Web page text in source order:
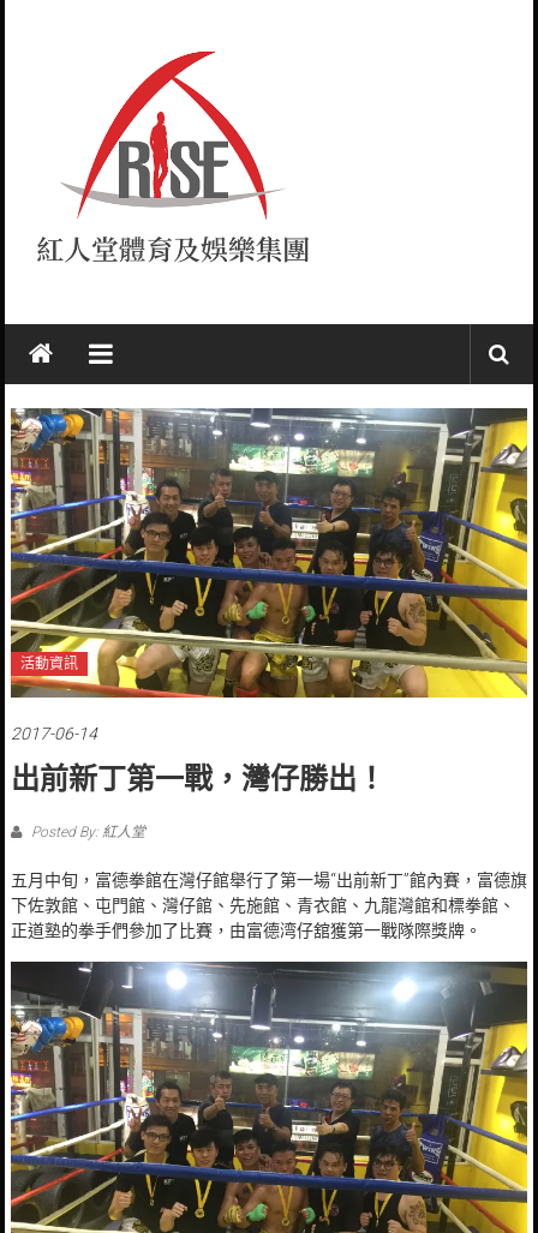
紅
人
堂
RISE
活動資訊
2017-06-14
出前新丁第一戰，灣仔勝出！
Posted By: 紅人堂
五月中旬，富德拳館在灣仔館舉行了第一場“出前新丁”館內賽，富德旗
下佐敦館、屯門館、灣仔館、先施館、青衣館、九龍灣館和標拳館、
正道塾的拳手們參加了比賽，由富德湾仔舘獲第一戰隊際獎牌。